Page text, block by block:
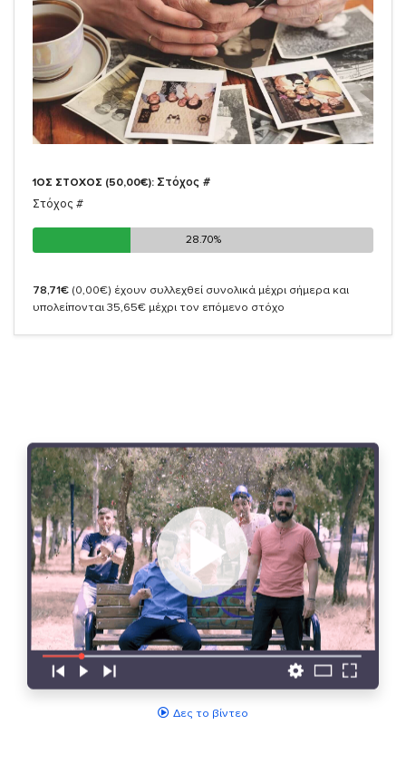
1ΟΣ ΣΤΟΧΟΣ (50,00€): Στόχος #
Στόχος #
28.70%
28.70%
78,71€ (0,00€) έχουν συλλεχθεί συνολικά μέχρι σήμερα και
υπολείπονται 35,65€ μέχρι τον επόμενο στόχο
Δες το βίντεο